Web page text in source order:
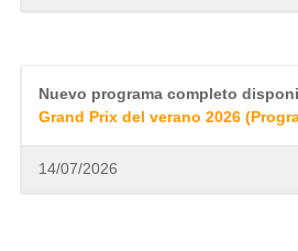
Nuevo programa completo
Grand Prix del verano 2026
14/07/2026